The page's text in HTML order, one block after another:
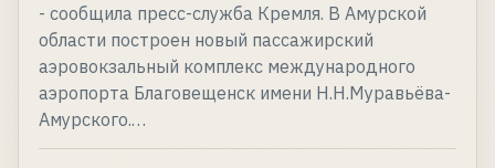
- сообщила пресс-служба Кремля. В Амурской
области построен новый пассажирский
аэровокзальный комплекс международного
аэропорта Благовещенск имени Н.Н.Муравьёва-
Амурского.…